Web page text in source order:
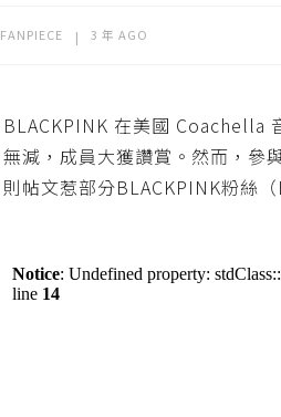
FANPIECE 3 年 AGO
BLACKPINK 在美國 Coachella
無減，成員大獲讚賞。然而，參
則帖文惹部分BLACKPINK粉絲